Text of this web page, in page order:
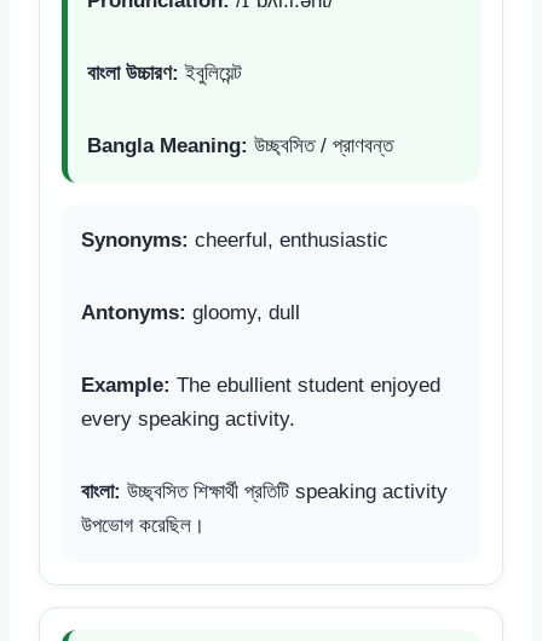
বাংলা উচ্চারণ: ইবুলিয়েন্ট
Bangla Meaning: উচ্ছ্বসিত / প্রাণবন্ত
Synonyms: cheerful, enthusiastic
Antonyms: gloomy, dull
Example: The ebullient student enjoyed
every speaking activity.
বাংলা: উচ্ছ্বসিত শিক্ষার্থী প্রতিটি speaking activity
উপভোগ করেছিল।